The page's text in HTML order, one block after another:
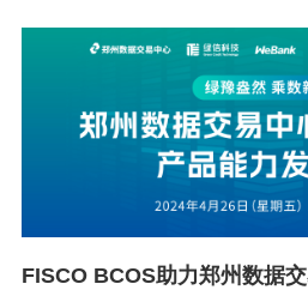
FISCO BCOS助力郑州数据